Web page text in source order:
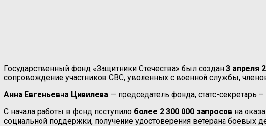
Государственный фонд «Защитники Отечества» был создан 3 апреля
сопровождение участников СВО, уволенных с военной службы,
Анна Евгеньевна Цивилева — председатель фонда, статс-
С начала работы в фонд поступило более 2 300 000 запросов на
социальной поддержки, получение удостоверения ветерана боевых